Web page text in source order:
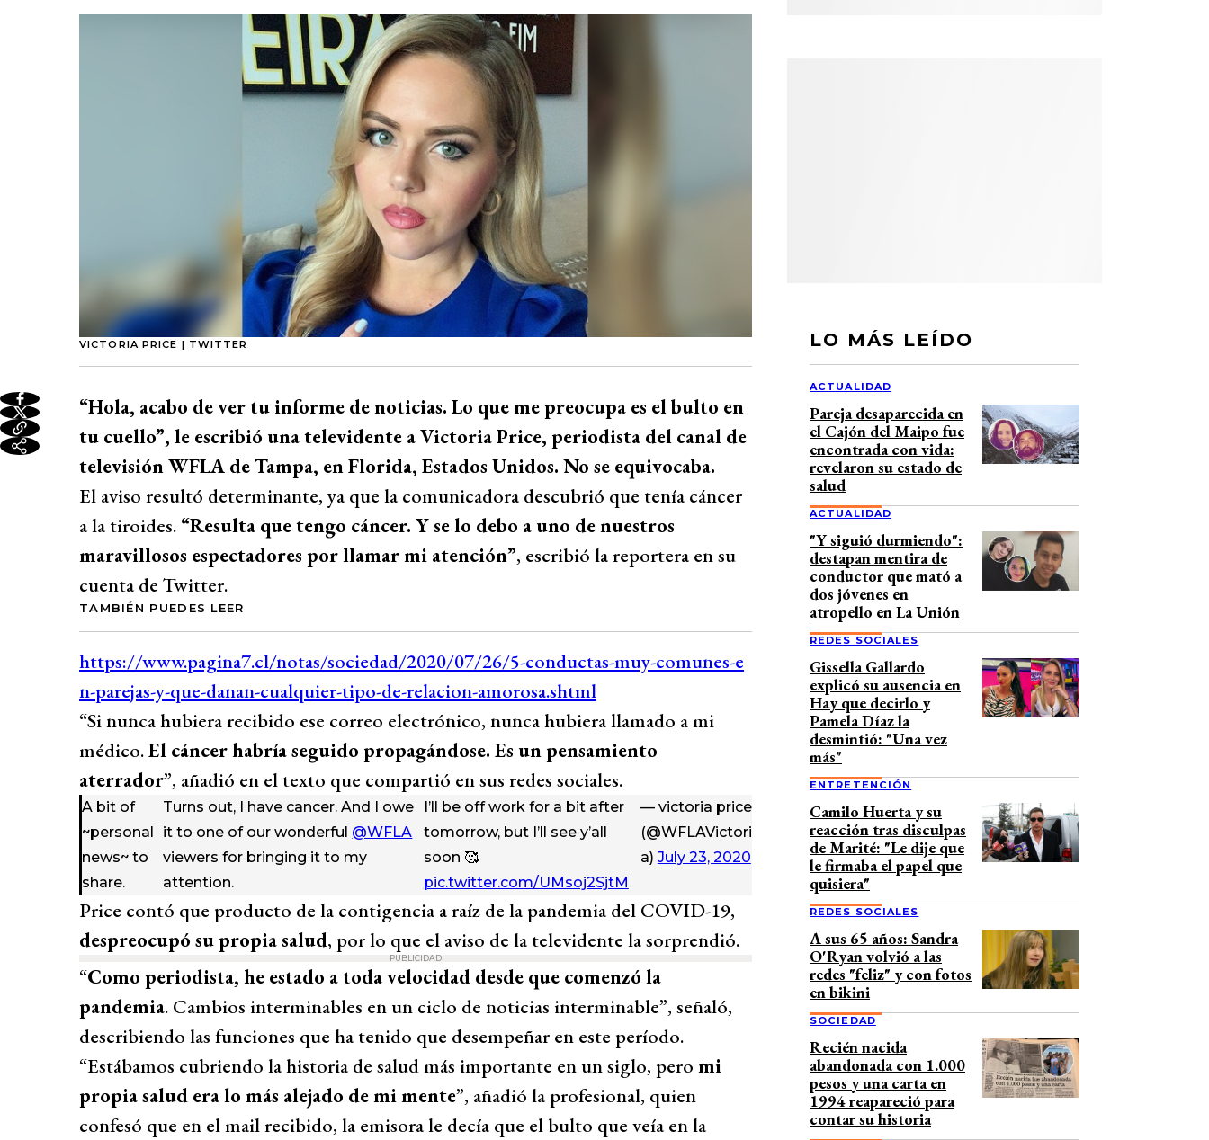
VICTORIA PRICE | TWITTER
“Hola, acabo de ver tu informe de noticias. Lo que me preocupa es el bulto en
tu cuello”, le escribió una televidente a Victoria Price, periodista del canal de
televisión WFLA de Tampa, en Florida, Estados Unidos. No se equivocaba.
El aviso resultó determinante, ya que la comunicadora descubrió que tenía cáncer
a la tiroides. “Resulta que tengo cáncer. Y se lo debo a uno de nuestros
maravillosos espectadores por llamar mi atención”, escribió la reportera en su
cuenta de Twitter.
TAMBIÉN PUEDES LEER
“Si nunca hubiera recibido ese correo electrónico, nunca hubiera llamado a mi
médico.El cáncer habría seguido propagándose. Es un pensamiento
aterrador”, añadió en el texto que compartió en sus redes sociales.
A bit of
~personal
news~ to
share.
Turns out, I have cancer. And I owe
it to one of our wonderful @WFLA
viewers for bringing it to my
attention.
I’ll be off work for a bit after
tomorrow, but I’ll see y’all
soon 🥰
pic.twitter.com/UMsoj2SjtM
— victoria price
(@WFLAVictori
a) July 23, 2020
Price contó que producto de la contigencia a raíz de la pandemia del COVID-19,
despreocupó su propia salud, por lo que el aviso de la televidente la sorprendió.
PUBLICIDAD
“Como periodista, he estado a toda velocidad desde que comenzó la
pandemia. Cambios interminables en un ciclo de noticias interminable”, señaló,
describiendo las funciones que ha tenido que desempeñar en este período.
“Estábamos cubriendo la historia de salud más importante en un siglo, pero mi
propia salud era lo más alejado de mi mente”, añadió la profesional, quien
confesó que en el mail recibido, la emisora le decía que el bulto que veía en la
LO MÁS LEÍDO
ACTUALIDAD
Pareja desaparecida en
el Cajón del Maipo fue
encontrada con vida:
revelaron su estado de
salud
ACTUALIDAD
"Y siguió durmiendo":
destapan mentira de
conductor que mató a
dos jóvenes en
atropello en La Unión
REDES SOCIALES
Gissella Gallardo
explicó su ausencia en
Hay que decirlo y
Pamela Díaz la
desmintió: "Una vez
más"
ENTRETENCIÓN
Camilo Huerta y su
reacción tras disculpas
de Marité: "Le dije que
le firmaba el papel que
quisiera"
REDES SOCIALES
A sus 65 años: Sandra
O'Ryan volvió a las
redes "feliz" y con fotos
en bikini
SOCIEDAD
Recién nacida
abandonada con 1.000
pesos y una carta en
1994 reapareció para
contar su historia